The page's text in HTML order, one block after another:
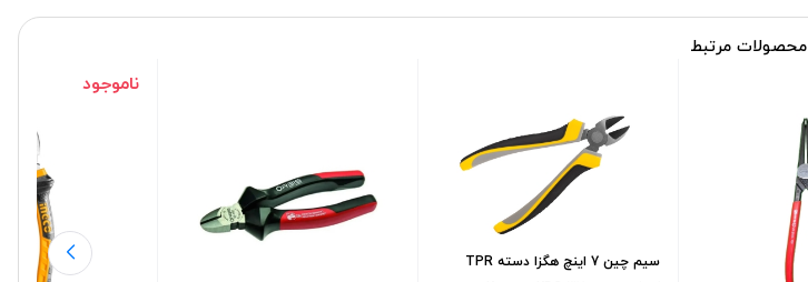
محصولات مرتبط
سیم چین 7 اینچ هگزا دسته TPR
ناموجود